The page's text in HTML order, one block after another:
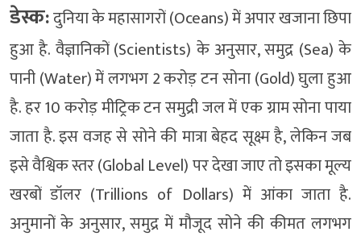
डेस्क:दुनिया के महासागरों (Oceans) में अपार खजाना छिपा
हुआ है. वैज्ञानिकों (Scientists) के अनुसार, समुद्र (Sea) के
पानी (Water) में लगभग 2 करोड़ टन सोना (Gold) घुला हुआ
है. हर 10 करोड़ मीट्रिक टन समुद्री जल में एक ग्राम सोना पाया
जाता है. इस वजह से सोने की मात्रा बेहद सूक्ष्म है, लेकिन जब
इसे वैश्विक स्तर (Global Level) पर देखा जाए तो इसका मूल्य
खरबों डॉलर (Trillions of Dollars) में आंका जाता है.
अनुमानों के अनुसार, समुद्र में मौजूद सोने की कीमत लगभग